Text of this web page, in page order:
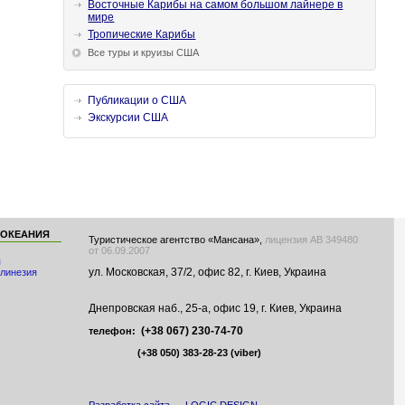
Восточные Карибы на самом большом лайнере в
мире
Тропические Карибы
Все туры и круизы США
Публикации о США
Экскурсии США
Туристическое агентство «Мансана», лицензия АВ 349480
от 06.09.2007
ул. Московская, 37/2, офис 82, г. Киев, Украина
Днепровская наб., 25-а, офис 19, г. Киев, Украина
телефон: (+38 067) 230-74-70
(+38 050) 383-28-23 (viber)